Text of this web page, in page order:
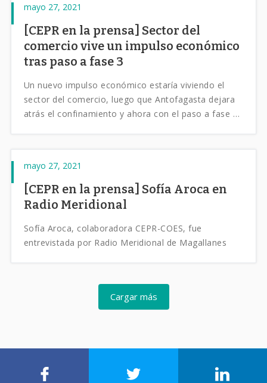
mayo 27, 2021
[CEPR en la prensa] Sector del
comercio vive un impulso económico
tras paso a fase 3
Un nuevo impulso económico estaría viviendo el
sector del comercio, luego que Antofagasta dejara
atrás el confinamiento y ahora con el paso a fase de
región que han podido retornar a su fuente de
trabajo gracias al subsidio del empleo.
mayo 27, 2021
[CEPR en la prensa] Sofía Aroca en
Radio Meridional
Sofía Aroca, colaboradora CEPR-COES, fue
entrevistada por Radio Meridional de Magallanes
Cargar más